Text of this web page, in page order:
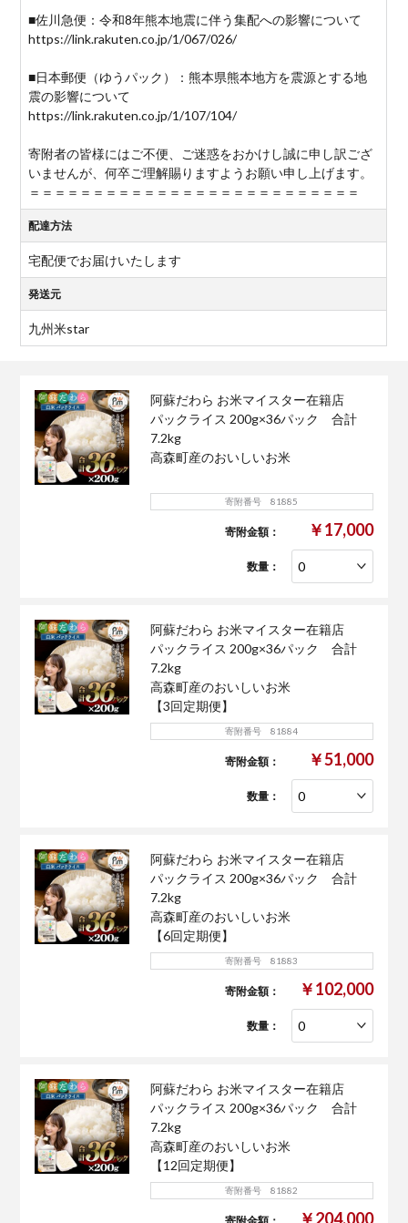
■佐川急便：令和8年熊本地震に伴う集配への影響について
https://link.rakuten.co.jp/1/067/026/
■日本郵便（ゆうパック）：熊本県熊本地方を震源とする地
震の影響について
https://link.rakuten.co.jp/1/107/104/
寄附者の皆様にはご不便、ご迷惑をおかけし誠に申し訳ござ
いませんが、何卒ご理解賜りますようお願い申し上げます。
＝＝＝＝＝＝＝＝＝＝＝＝＝＝＝＝＝＝＝＝＝＝＝＝＝＝
配達方法
宅配便でお届けいたします
発送元
九州米star
阿蘇だわら お米マイスター在籍店
パックライス 200g×36パック 合計
7.2kg
高森町産のおいしいお米
寄附番号 81885
寄附金額： ￥17,000
数量：
阿蘇だわら お米マイスター在籍店
パックライス 200g×36パック 合計
7.2kg
高森町産のおいしいお米
【3回定期便】
寄附番号 81884
寄附金額： ￥51,000
数量：
阿蘇だわら お米マイスター在籍店
パックライス 200g×36パック 合計
7.2kg
高森町産のおいしいお米
【6回定期便】
寄附番号 81883
寄附金額： ￥102,000
数量：
阿蘇だわら お米マイスター在籍店
パックライス 200g×36パック 合計
7.2kg
高森町産のおいしいお米
【12回定期便】
寄附番号 81882
￥204,000